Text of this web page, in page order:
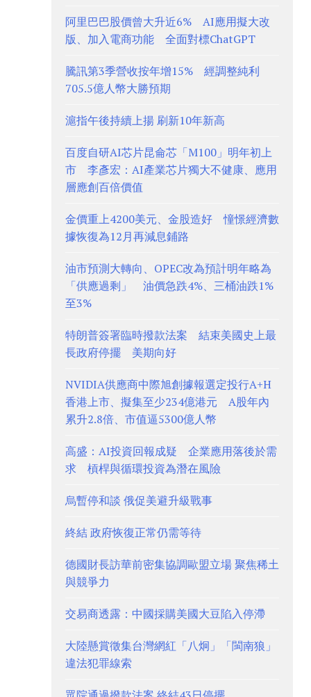
阿里巴巴股價曾大升近6% AI應用擬大改
版、加入電商功能 全面對標ChatGPT
騰訊第3季營收按年增15% 經調整純利
705.5億人幣大勝預期
滬指午後持續上揚 刷新10年新高
百度自研AI芯片昆侖芯「M100」明年初上
市 李彥宏：AI產業芯片獨大不健康、應用
層應創百倍價值
金價重上4200美元、金股造好 憧憬經濟數
據恢復為12月再減息鋪路
油市預測大轉向、OPEC改為預計明年略為
「供應過剩」 油價急跌4%、三桶油跌1%
至3%
特朗普簽署臨時撥款法案 結束美國史上最
長政府停擺 美期向好
NVIDIA供應商中際旭創據報選定投行A+H
香港上市、擬集至少234億港元 A股年內
累升2.8倍、市值逼5300億人幣
高盛：AI投資回報成疑 企業應用落後於需
求 槓桿與循環投資為潛在風險
烏暫停和談 俄促美避升級戰事
終結 政府恢復正常仍需等待
德國財長訪華前密集協調歐盟立場 聚焦稀土
與競爭力
交易商透露：中國採購美國大豆陷入停滯
大陸懸賞徵集台灣網紅「八炯」「閩南狼」
違法犯罪線索